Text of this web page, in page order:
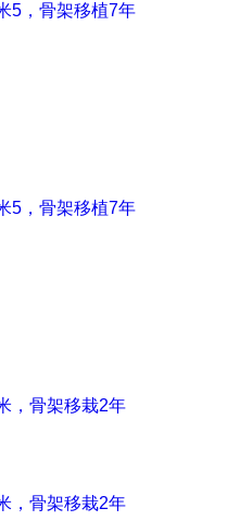
5，骨架移植7年
5，骨架移植7年
，骨架移栽2年
，骨架移栽2年